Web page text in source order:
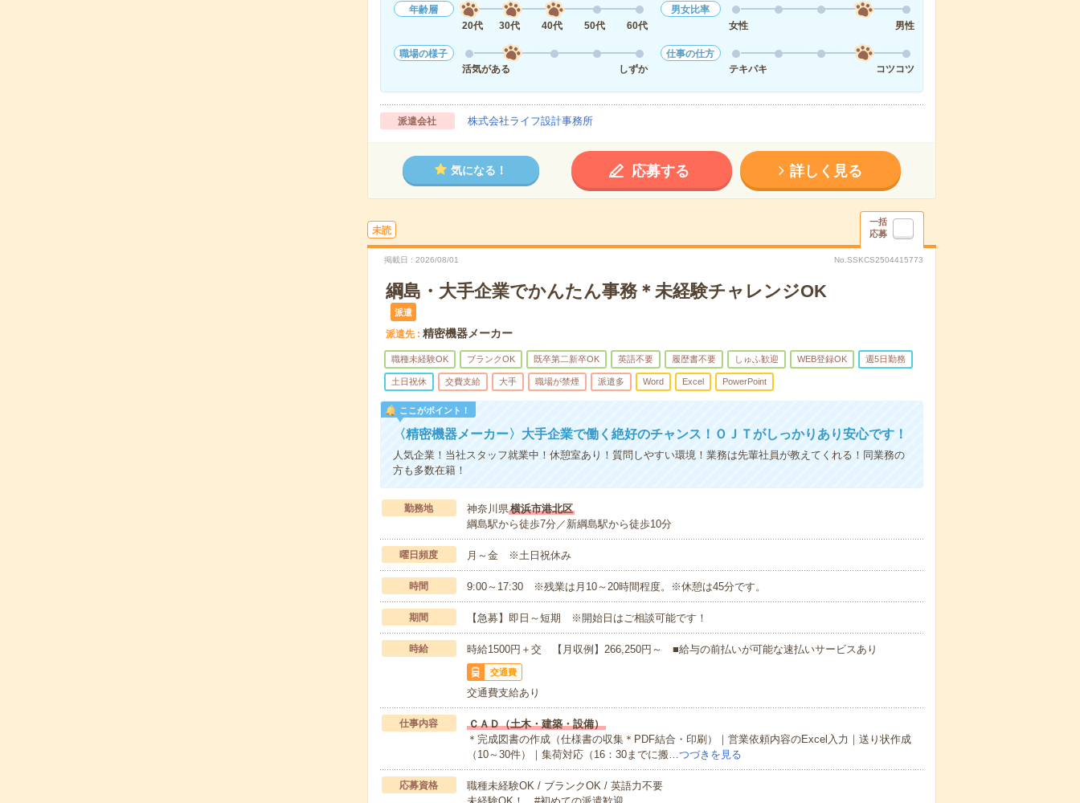
年齢層
20代
30代 40代 50代 60代
男女比率
女性
男性
職場の様子
活気がある
しずか
仕事の仕方
テキパキ
コツコツ
派遣会社 株式会社ライフ設計事務所
気になる！ 応募する 詳しく見る
未読
一括
応募
掲載日 2026/08/01 No.SSKCS2504415773
綱島・大手企業でかんたん事務＊未経験チャレンジOK
派遣
派遣先 精密機器メーカー
職種未経験OK ブランクOK 既卒第二新卒OK 英語不要 履歴書不要 しゅふ歓迎 WEB登録OK 週5日勤務
土日祝休 交費支給 大手 職場が禁煙 派遣多 Word Excel PowerPoint
ここがポイント！
〈精密機器メーカー〉大手企業で働く絶好のチャンス！ＯＪＴがしっかりあり安心です！
人気企業！当社スタッフ就業中！休憩室あり！質問しやすい環境！業務は先輩社員が教えてくれる！同業務の
方も多数在籍！
勤務地 神奈川県横浜市港北区
綱島駅から徒歩7分／新綱島駅から徒歩10分
曜日頻度 月～金 ※土日祝休み
時間 9:00～17:30 ※残業は月10～20時間程度。※休憩は45分です。
期間 【急募】即日～短期 ※開始日はご相談可能です！
時給 時給1500円＋交 【月収例】266,250円～ ■給与の前払いが可能な速払いサービスあり
交通費
交通費支給あり
仕事内容
ＣＡＤ（土木・建築・設備）
＊完成図書の作成（仕様書の収集＊PDF結合・印刷）｜営業依頼内容のExcel入力｜送り状作成
（10～30件）｜集荷対応（16：30までに搬…つづきを見る
応募資格
職種未経験OK / ブランクOK / 英語力不要